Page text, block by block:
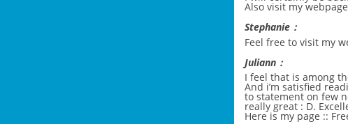
Also visit my
Stephanie：
Feel free to visit my
Juliann：
I feel that is among
And i’m satisfied
to statement on few
really great : D.
Here is my page ::